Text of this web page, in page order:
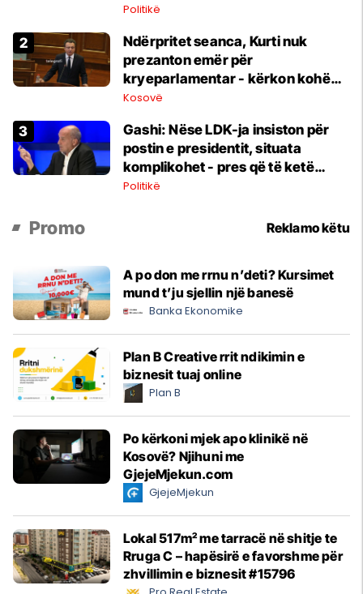
Hamzës
Politikë
Ndërpritet seanca, Kurti nuk
prezanton emër për
kryeparlamentar - kërkon kohë
shtesë për marrëveshje politike
Kosovë
Gashi: Nëse LDK-ja insiston për
postin e presidentit, situata
komplikohet - pres që të ketë
lëshim
Politikë
Promo Reklamo këtu
A po don me rrnu n’deti? Kursimet
mund t’ju sjellin një banesë
Banka Ekonomike
Plan B Creative rrit ndikimin e
biznesit tuaj online
Plan B
Po kërkoni mjek apo klinikë në
Kosovë? Njihuni me
GjejeMjekun.com
GjejeMjekun
Lokal 517m² me tarracë në shitje te
Rruga C – hapësirë e favorshme për
zhvillimin e biznesit #15796